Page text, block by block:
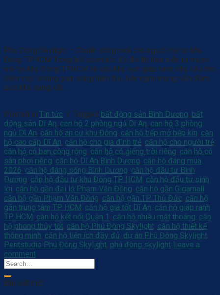
Phú Đông Skylight – Chuẩn sống mới cho người trẻ tại khu
Đông TP.HCM Trong bối cảnh tốc độ đô thị hóa diễn ra mạnh
mẽ tại khu Đông TP.HCM và các khu vực giáp ranh, nhu cầu tìm
kiếm một không gian sống hiện đại, tiện nghi nhưng vẫn đảm
bảo khả năng kết …
Posted in Tin tức | Tagged bất động sản Bình Dương, bất
động sản Dĩ An, căn hộ 2 phòng ngủ Dĩ An, căn hộ 3 phòng
ngủ Dĩ An, căn hộ an cư khu Đông, căn hộ bếp mở bếp kín, căn
hộ cao cấp Dĩ An, căn hộ cho gia đình trẻ, căn hộ cho người trẻ,
căn hộ có ban công rộng, căn hộ có giếng trời riêng, căn hộ có
sân phơi riêng, căn hộ Dĩ An Bình Dương, căn hộ đáng mua
2026, căn hộ đáng sống Bình Dương, căn hộ đầu tư Bình
Dương, căn hộ đầu tư khu Đông TP HCM, căn hộ đầu tư sinh
lời, căn hộ gần đại lộ Phạm Văn Đồng, căn hộ gần Gigamall,
căn hộ gần Phạm Văn Đồng, căn hộ gần TP Thủ Đức, căn hộ
gần trung tâm TP HCM, căn hộ giá tốt Dĩ An, căn hộ giáp ranh
TP HCM, căn hộ kết nối Quận 1 , căn hộ nhiều mặt thoáng, căn
hộ phong thủy tốt, căn hộ Phú Đông Skylight, căn hộ thiết kế
thông minh, căn hộ tiện ích đầy đủ, dự án Phú Đông Skylight,
Pentstudio Phú Đông Skylight, phú đông skylight Leave a
comment
Bài viết mới